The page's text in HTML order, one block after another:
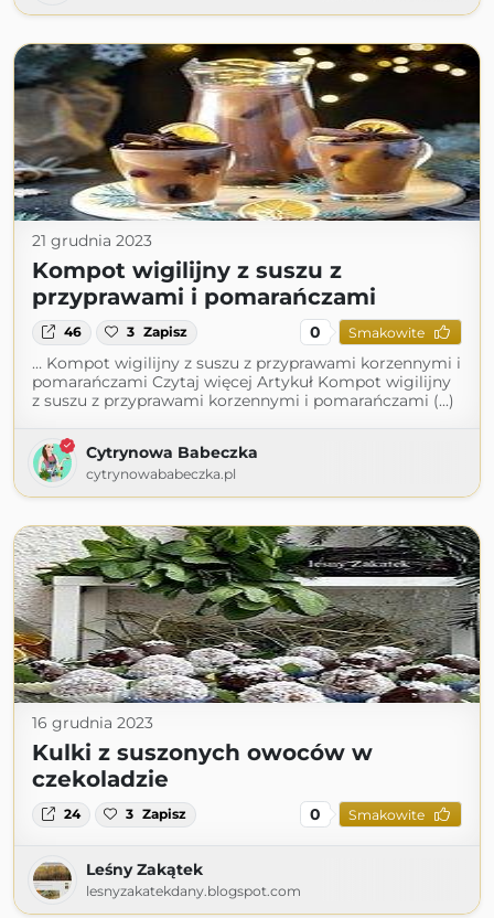
21 grudnia 2023
Kompot wigilijny z suszu z
przyprawami i pomarańczami
46 3 Zapisz 0 Smakowite
… Kompot wigilijny z suszu z przyprawami korzennymi i
pomarańczami Czytaj więcej Artykuł Kompot wigilijny
z suszu z przyprawami korzennymi i pomarańczami (...)
Cytrynowa Babeczka
cytrynowababeczka.pl
16 grudnia 2023
Kulki z suszonych owoców w
czekoladzie
24 3 Zapisz 0 Smakowite
Leśny Zakątek
lesnyzakatekdany.blogspot.com